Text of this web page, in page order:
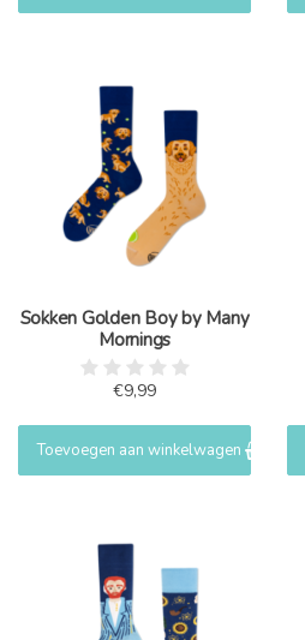
Sokken Golden Boy by Many
Mornings
€9,99
Toevoegen aan winkelwagen